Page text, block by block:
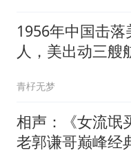
1956年中国击落
人，美出动三艘
青杍无梦
相声：《女流氓
老郭谦哥巅峰经